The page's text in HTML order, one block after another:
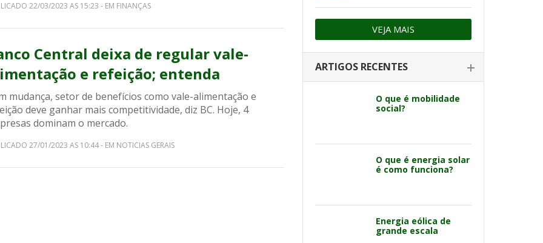
22/03/2023 AS 15:23 - EM FINANÇAS
Central deixa de regular vale-
e refeição; entenda
mudança, setor de benefícios como vale-alimentação e
deve ganhar mais competitividade, diz BC. Hoje, 4
dominam o mercado.
27/01/2023 AS 10:44 - EM NOTICIAS GERAIS
VEJA MAIS
ARTIGOS RECENTES
O que é mobilidade
social?
O que é energia solar
é como funciona?
Energia eólica de
grande escala